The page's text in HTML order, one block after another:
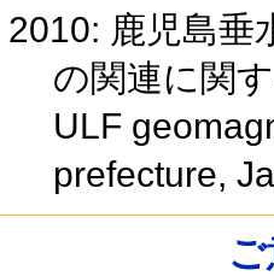
2010: 鹿児島垂
の関連に関
ULF
prefecture,